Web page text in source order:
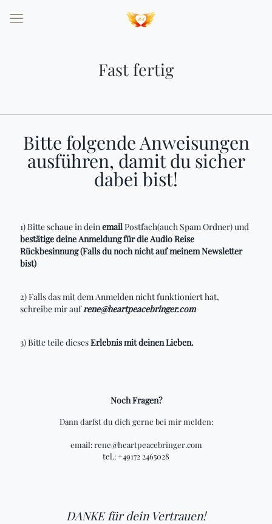
Fast fertig
Bitte folgende Anweisungen
ausführen, damit du sicher
dabei bist!
1) Bitte schaue in deinemailPostfach(auch Spam Ordner) und
bestätige deine Anmeldung für die Audio Reise
Rückbesinnung (Falls du noch nicht auf meinem Newsletter
bist)
2) Falls das mit dem Anmelden nicht funktioniert hat,
schreibe mir aufrene@heartpeacebringer.com
3) Bitte teile diesesErlebnis mit deinen Lieben.
Noch Fragen?
Dann darfst du dich gerne bei mir melden:
email: rene@heartpeacebringer.com
tel.: +49172 2465028
DANKE für dein Vertrauen!